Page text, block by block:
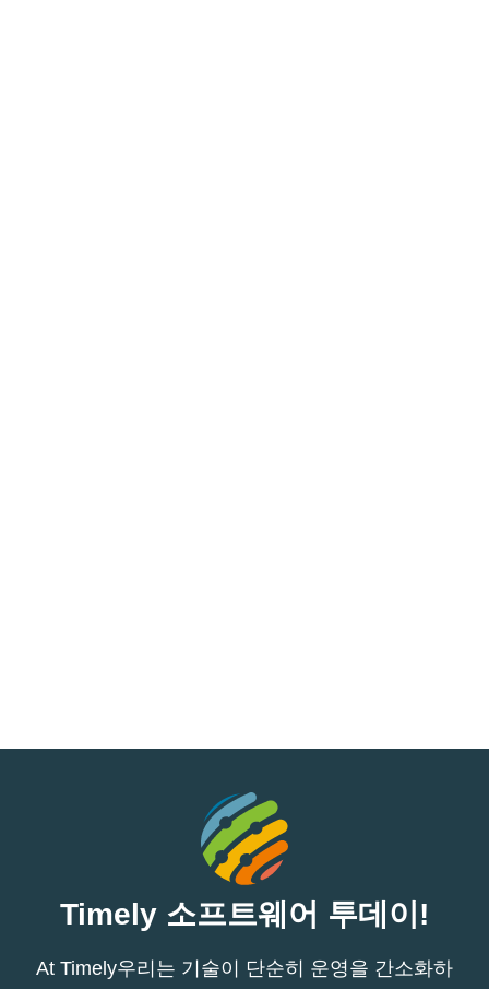
Timely 소프트웨어 투데이!
At Timely우리는 기술이 단순히 운영을 간소화하